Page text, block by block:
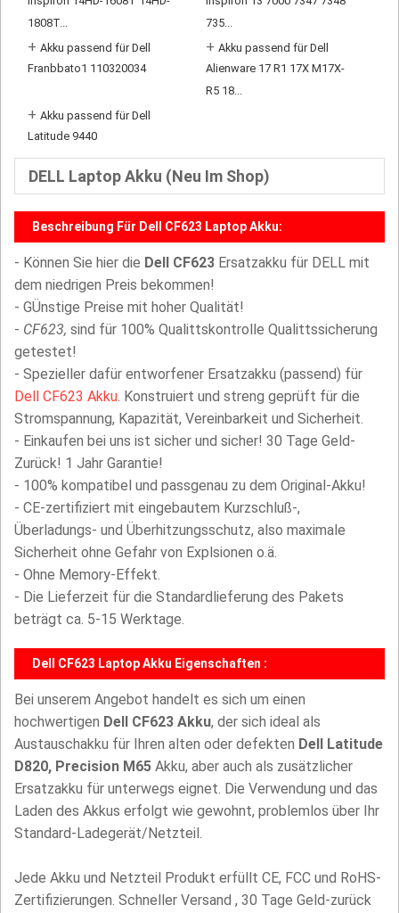
1808T...
735...
+ Akku passend für Dell
Franbbato1 110320034
+ Akku passend für Dell
Alienware 17 R1 17X M17X-
R5 18...
+ Akku passend für Dell
Latitude 9440
DELL Laptop Akku (Neu Im Shop)
Beschreibung Für Dell CF623 Laptop Akku:
- Können Sie hier die Dell CF623 Ersatzakku für DELL mit
dem niedrigen Preis bekommen!
- GÜnstige Preise mit hoher Qualität!
- CF623, sind für 100% Qualittskontrolle Qualittssicherung
getestet!
- Spezieller dafür entworfener Ersatzakku (passend) für
Dell CF623 Akku. Konstruiert und streng geprüft für die
Stromspannung, Kapazität, Vereinbarkeit und Sicherheit.
- Einkaufen bei uns ist sicher und sicher! 30 Tage Geld-
Zurück! 1 Jahr Garantie!
- 100% kompatibel und passgenau zu dem Original-Akku!
- CE-zertifiziert mit eingebautem Kurzschluß-,
Überladungs- und Überhitzungsschutz, also maximale
Sicherheit ohne Gefahr von Explsionen o.ä.
- Ohne Memory-Effekt.
- Die Lieferzeit für die Standardlieferung des Pakets
beträgt ca. 5-15 Werktage.
Dell CF623 Laptop Akku Eigenschaften :
Bei unserem Angebot handelt es sich um einen
hochwertigen Dell CF623 Akku, der sich ideal als
Austauschakku für Ihren alten oder defekten Dell Latitude
D820, Precision M65 Akku, aber auch als zusätzlicher
Ersatzakku für unterwegs eignet. Die Verwendung und das
Laden des Akkus erfolgt wie gewohnt, problemlos über Ihr
Standard-Ladegerät/Netzteil.
Jede Akku und Netzteil Produkt erfüllt CE, FCC und RoHS-
Zertifizierungen. Schneller Versand , 30 Tage Geld-zurück